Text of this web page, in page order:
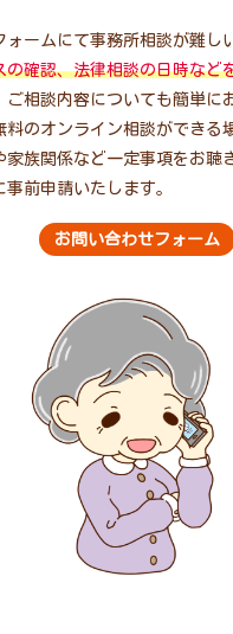
ォームにて事務所相談が難し
の確認、法律相談の日時など
ご相談内容についても簡単に
のオンライン相談ができる
家族関係など一定事項をお聴
事前申請いたします。
お問い合わせフォーム